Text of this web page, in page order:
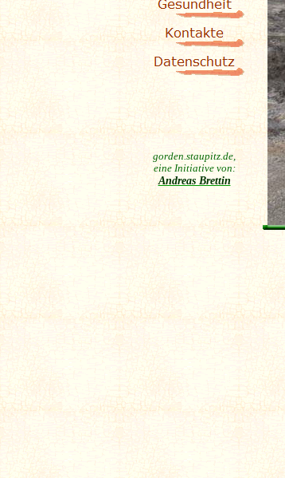
gorden.staupitz.de,
eine Initiative von:
Andreas Brettin